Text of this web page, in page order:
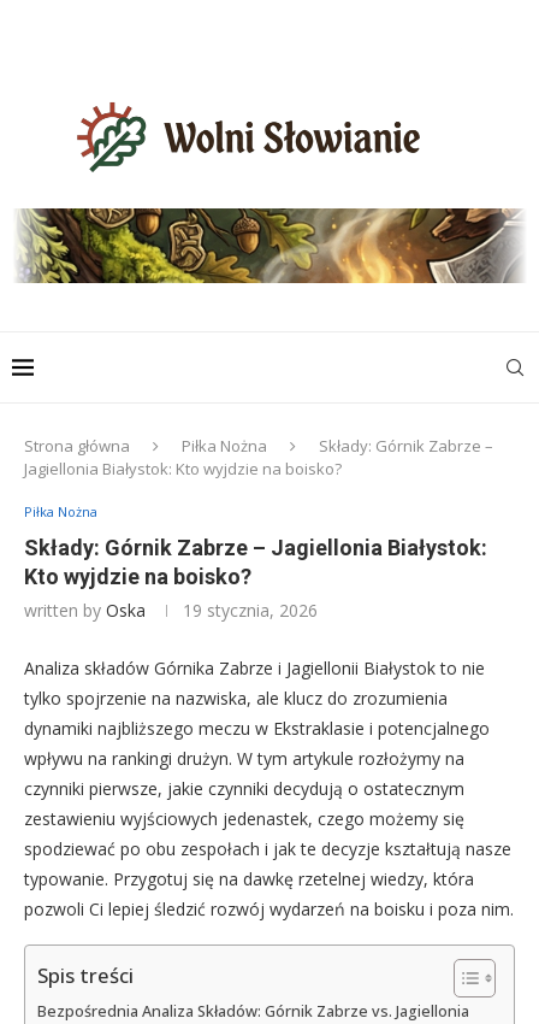
Strona główna Piłka Nożna
Składy: Górnik Zabrze –
Jagiellonia Białystok: Kto wyjdzie na boisko?
Piłka Nożna
Składy: Górnik Zabrze – Jagiellonia Białystok:
Kto wyjdzie na boisko?
written by Oska 19 stycznia, 2026
Analiza składów Górnika Zabrze i Jagiellonii Białystok to nie
tylko spojrzenie na nazwiska, ale klucz do zrozumienia
dynamiki najbliższego meczu w Ekstraklasie i potencjalnego
wpływu na rankingi drużyn. W tym artykule rozłożymy na
czynniki pierwsze, jakie czynniki decydują o ostatecznym
zestawieniu wyjściowych jedenastek, czego możemy się
spodziewać po obu zespołach i jak te decyzje kształtują nasze
typowanie. Przygotuj się na dawkę rzetelnej wiedzy, która
pozwoli Ci lepiej śledzić rozwój wydarzeń na boisku i poza nim.
Spis treści
Bezpośrednia Analiza Składów: Górnik Zabrze vs. Jagiellonia